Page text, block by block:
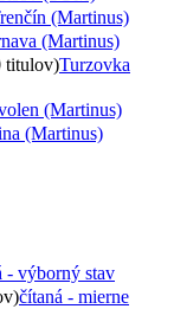
(Martinus)
(Martinus)
titulov)Turzovka
(Martinus)
(Martinus)
- výborný stav
čítaná - mierne